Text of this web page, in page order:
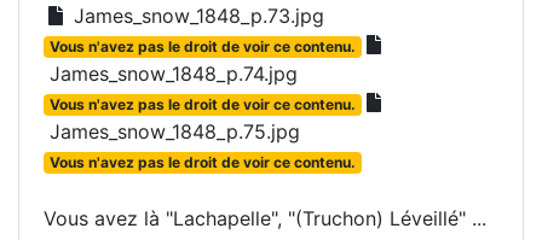
James_snow_1848_p.73.jpg
Vous n'avez pas le droit de voir ce contenu.
James_snow_1848_p.74.jpg
Vous n'avez pas le droit de voir ce contenu.
James_snow_1848_p.75.jpg
Vous n'avez pas le droit de voir ce contenu.
Vous avez là "Lachapelle", "(Truchon) Léveillé" ...